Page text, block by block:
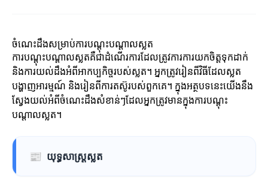
ចំណេះដឹងសម្រាប់ការបណ្តុះបណ្តាលស្លត
ការបណ្តុះបណ្តាលស្លតគឺជាដំណើរការដែលត្រូវការការយកចិត្តទុកដាក់
និងការយល់ដឹងអំពីអាកប្បកិច្ចរបស់ស្លត។ អ្នកត្រូវរៀនពីវិធីដែលស្លត
បង្ហាញអារម្មណ៍ និងរៀនពីការតស៊ូរបស់ពួកគេ។ ក្នុងអត្ថបទនេះយើងនឹង
ស្វែងយល់អំពីចំណេះដឹងសំខាន់ៗដែលអ្នកត្រូវមានក្នុងការបណ្តុះ
បណ្តាលស្លត។
📰 យុទ្ធសាស្ត្រស្លត